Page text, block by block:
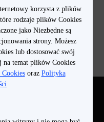
korzysta z plików
rodzaje plików Cookies
jako Niezbędne są
strony. Możesz
lub dostosować swój
na temat plików Cookies
oraz Polityka